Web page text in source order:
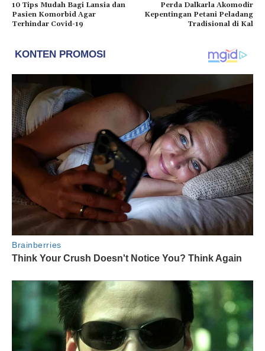
10 Tips Mudah Bagi Lansia dan
Pasien Komorbid Agar
Terhindar Covid-19
Perda Dalkarla Akomodir
Kepentingan Petani Peladang
Tradisional di Kal